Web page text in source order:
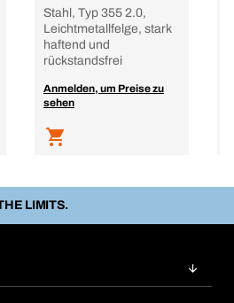
Stahl, Typ 355 2.0,
Leichtmetallfelge, stark
haftend und
rückstandsfrei
Anmelden, um Preise zu
sehen
LIMITS.